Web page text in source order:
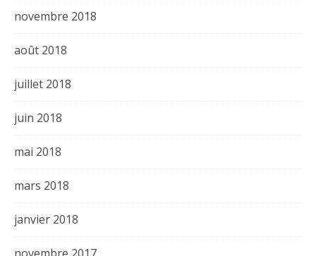
novembre 2018
août 2018
juillet 2018
juin 2018
mai 2018
mars 2018
janvier 2018